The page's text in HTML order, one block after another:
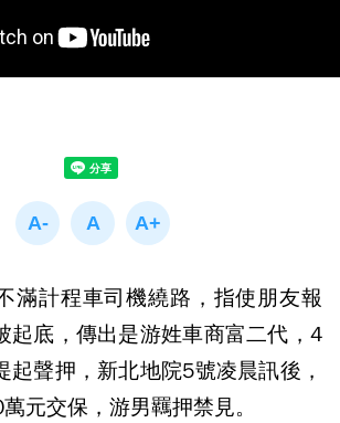
滿計程車司機繞路，指使朋友報
起底，傳出是游姓車商富二代，4
起聲押，新北地院5號凌晨訊後，
元交保，游男羈押禁見。